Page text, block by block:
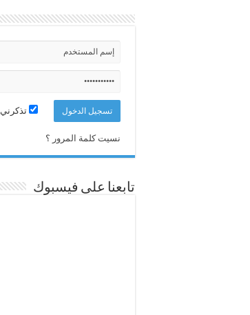
تذكرني
نسيت كلمة المرور ؟
تابعنا على فيسبوك